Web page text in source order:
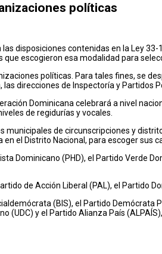
políticas
disposiciones contenidas en la Ley
escogieron esa modalidad para
políticas. Para tales fines, se
direcciones de Inspectoría y Partidos
Dominicana celebrará a nivel
de regidurías y vocales.
de circunscripciones y
el Distrito Nacional, para escoger sus
Dominicano (PHD), el Partido Verde
de Acción Liberal (PAL), el Partido
(BIS), el Partido Demócrata
(UDC) y el Partido Alianza País